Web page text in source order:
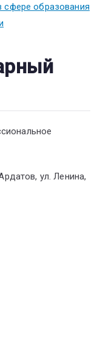
сфере образования
ул. Ленина,